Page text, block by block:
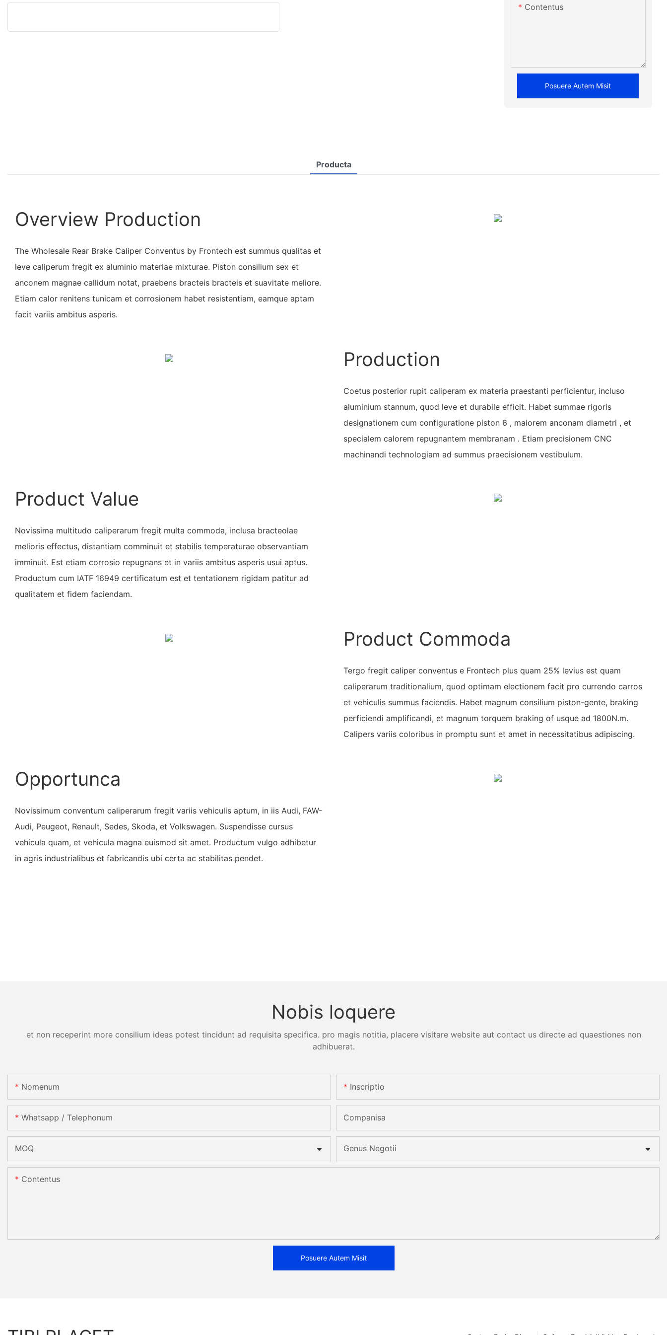
Contentus
Posuere Autem Misit
Producta
Overview Production
The Wholesale Rear Brake Caliper Conventus by Frontech est summus qualitas et
leve caliperum fregit ex aluminio materiae mixturae. Piston consilium sex et
anconem magnae callidum notat, praebens bracteis bracteis et suavitate meliore.
Etiam calor renitens tunicam et corrosionem habet resistentiam, eamque aptam
facit variis ambitus asperis.
Production
Coetus posterior rupit caliperam ex materia praestanti perficientur, incluso
aluminium stannum, quod leve et durabile efficit. Habet summae rigoris
designationem cum configuratione piston 6 , maiorem anconam diametri , et
specialem calorem repugnantem membranam . Etiam precisionem CNC
machinandi technologiam ad summus praecisionem vestibulum.
Product Value
Novissima multitudo caliperarum fregit multa commoda, inclusa bracteolae
melioris effectus, distantiam comminuit et stabilis temperaturae observantiam
imminuit. Est etiam corrosio repugnans et in variis ambitus asperis usui aptus.
Productum cum IATF 16949 certificatum est et tentationem rigidam patitur ad
qualitatem et fidem faciendam.
Product Commoda
Tergo fregit caliper conventus e Frontech plus quam 25% levius est quam
caliperarum traditionalium, quod optimam electionem facit pro currendo carros
et vehiculis summus faciendis. Habet magnum consilium piston-gente, braking
perficiendi amplificandi, et magnum torquem braking of usque ad 1800N.m.
Calipers variis coloribus in promptu sunt et amet in necessitatibus adipiscing.
Opportunca
Novissimum conventum caliperarum fregit variis vehiculis aptum, in iis Audi, FAW-
Audi, Peugeot, Renault, Sedes, Skoda, et Volkswagen. Suspendisse cursus
vehicula quam, et vehicula magna euismod sit amet. Productum vulgo adhibetur
in agris industrialibus et fabricandis ubi certa ac stabilitas pendet.
Nobis loquere
et non receperint more consilium ideas potest tincidunt ad requisita specifica. pro magis notitia, placere visitare website aut contact us directe ad quaestiones non
adhibuerat.
Nomenum Inscriptio
Whatsapp / Telephonum Companisa
MOQ Genus Negotii
Contentus
Posuere Autem Misit